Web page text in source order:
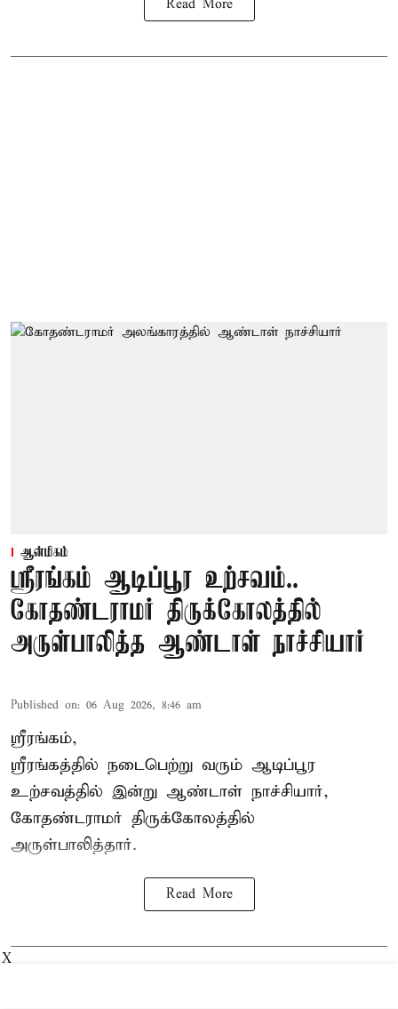
Read More
ஆன்மிகம்
ஸ்ரீரங்கம் ஆடிப்பூர உற்சவம்..
கோதண்டராமர் திருக்கோலத்தில்
அருள்பாலித்த ஆண்டாள் நாச்சியார்
Published on: 06 Aug 2026, 8:46 am
ஸ்ரீரங்கம்,
ஸ்ரீரங்கத்தில் நடைபெற்று வரும் ஆடிப்பூர
உற்சவத்தில் இன்று ஆண்டாள் நாச்சியார்,
கோதண்டராமர் திருக்கோலத்தில்
அருள்பாலித்தார்.
Read More
X